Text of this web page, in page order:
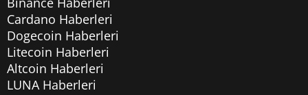
Cardano Haberleri
Dogecoin Haberleri
Litecoin Haberleri
Altcoin Haberleri
LUNA Haberleri